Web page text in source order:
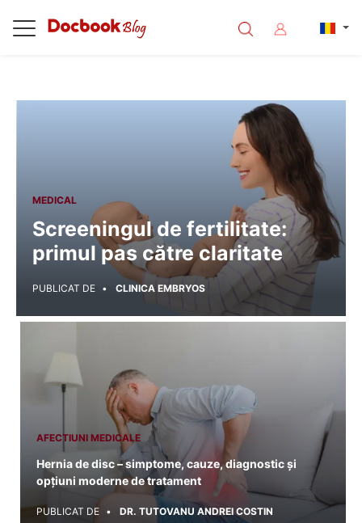
MEDICAL
Screeningul de fertilitate:
primul pas către claritate
PUBLICAT DE CLINICA EMBRYOS
AFECTIUNI MEDICALE
Hernia de disc – simptome, cauze, diagnostic și
opțiuni moderne de tratament
PUBLICAT DE DR. TUTOVANU ANDREI COSTIN